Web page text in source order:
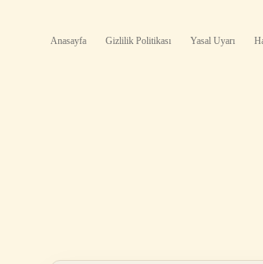
Anasayfa Gizlilik Politikası Yasal Uyarı